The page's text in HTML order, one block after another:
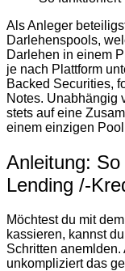
Als Anleger
Darlehenspools,
Darlehen in einem
je nach Plattform
Backed Securities,
Notes. Unabhängig
stets auf eine
einem einzigen
Anleitung:
Lending /-
Möchtest du mit
kassieren, kannst
Schritten
unkompliziert das